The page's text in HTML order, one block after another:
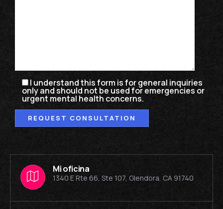
I understand this form is for general inquiries
only and should not be used for emergencies or
urgent mental health concerns.
Mi oficina
1340 E Rte 66, Ste 107, Glendora, CA 91740